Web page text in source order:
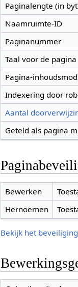
Paginalengte (in
Naamruimte-ID
Paginanummer
Taal voor de pagina
Pagina-
Indexering door
Aantal
Geteld als pagina
Bewerken
Hernoemen
Bekijk het